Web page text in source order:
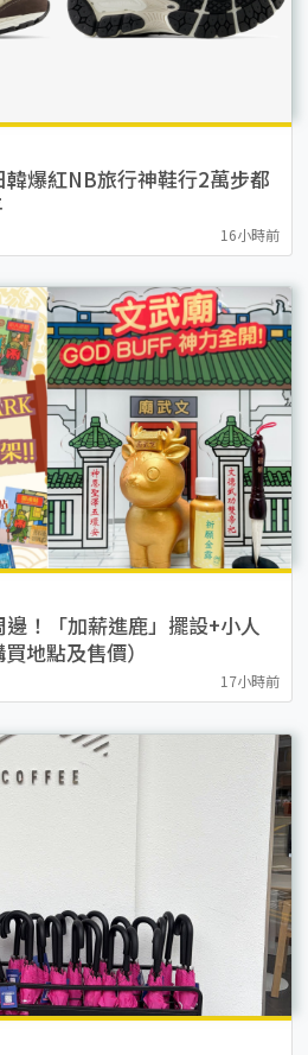
爆紅NB旅行神鞋行2萬步都
16小時前
！「加薪進鹿」擺設+小人
地點及售價）
17小時前